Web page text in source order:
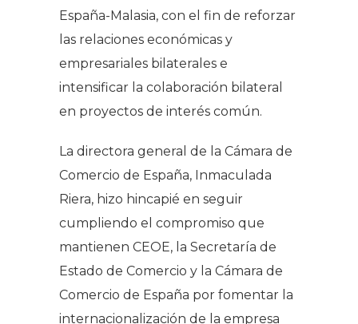
España-Malasia, con el fin de reforzar
las relaciones económicas y
empresariales bilaterales e
intensificar la colaboración bilateral
en proyectos de interés común.
La directora general de la Cámara de
Comercio de España, Inmaculada
Riera, hizo hincapié en seguir
cumpliendo el compromiso que
mantienen CEOE, la Secretaría de
Estado de Comercio y la Cámara de
Comercio de España por fomentar la
internacionalización de la empresa